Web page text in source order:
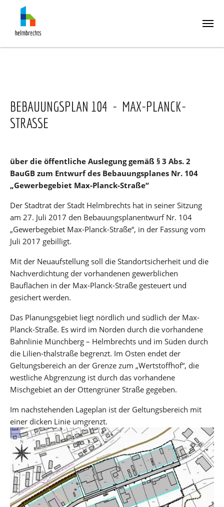
main
BEBAUUNGSPLAN 104 - MAX-PLANCK-
STRASSE
über die öffentliche Auslegung gemäß § 3 Abs. 2
BauGB zum Entwurf des Bebauungsplanes Nr. 104
„Gewerbegebiet Max-Planck-Straße“
Der Stadtrat der Stadt Helmbrechts hat in seiner Sitzung
am 27. Juli 2017 den Bebauungsplanentwurf Nr. 104
„Gewerbegebiet Max-Planck-Straße“, in der Fassung vom
Juli 2017 gebilligt.
Mit der Neuaufstellung soll die Standortsicherheit und die
Nachverdichtung der vorhandenen gewerblichen
Bauflächen in der Max-Planck-Straße gesteuert und
gesichert werden.
Das Planungsgebiet liegt nördlich und südlich der Max-
Planck-Straße. Es wird im Norden durch die vorhandene
Bahnlinie Münchberg – Helmbrechts und im Süden durch
die Lilien-thalstraße begrenzt. Im Osten endet der
Geltungsbereich an der Grenze zum „Wertstoffhof“, die
westliche Abgrenzung ist durch das vorhandene
Mischgebiet an der Ottengrüner Straße gegeben.
Im nachstehenden Lageplan ist der Geltungsbereich mit
einer dicken Linie umgrenzt.